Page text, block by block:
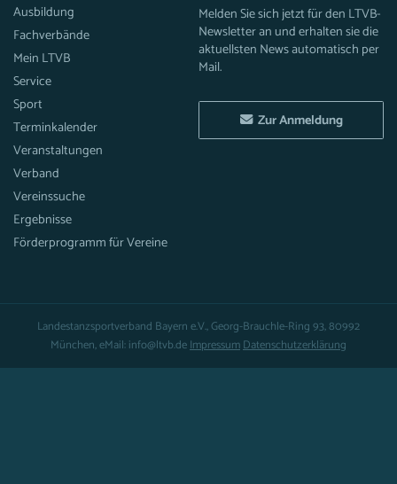
Ausbildung
Fachverbände
Mein LTVB
Service
Sport
Terminkalender
Veranstaltungen
Verband
Vereinssuche
Ergebnisse
Förderprogramm für Vereine
Melden Sie sich jetzt für den LTVB-
Newsletter an und erhalten sie die
aktuellsten News automatisch per
Mail.
Zur Anmeldung
Landestanzsportverband Bayern e.V., Georg-Brauchle-Ring 93, 80992
München, eMail: info@ltvb.deImpressumDatenschutzerklärung